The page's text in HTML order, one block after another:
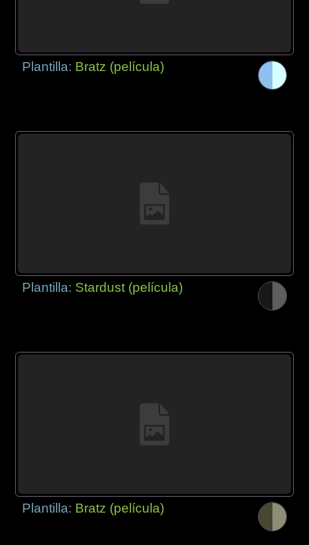
Plantilla: Bratz (película)
Plantilla: Stardust (película)
Plantilla: Bratz (película)